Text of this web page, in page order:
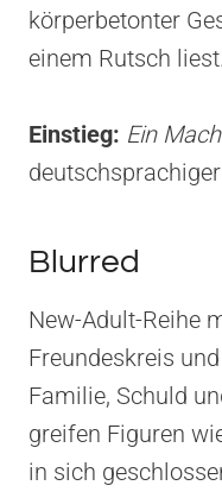
körperbetonter
einem Rutsch liest.
Einstieg: Ein
Blurred
New-Adult-Reihe
Freundeskreis
Familie, Schuld
greifen Figuren
in sich